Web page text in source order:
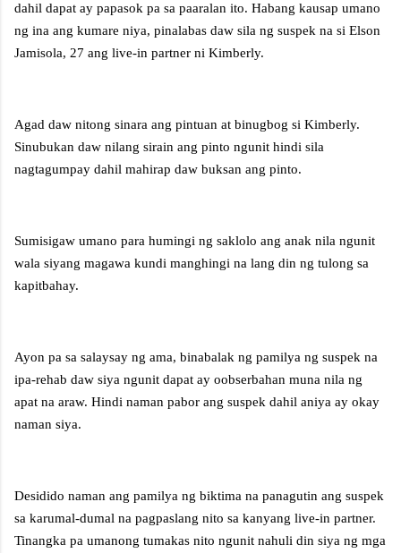
dahil dapat ay papasok pa sa paaralan ito. Habang kausap umano
ng ina ang kumare niya, pinalabas daw sila ng suspek na si Elson
Jamisola, 27 ang live-in partner ni Kimberly.
Agad daw nitong sinara ang pintuan at binugbog si Kimberly.
Sinubukan daw nilang sirain ang pinto ngunit hindi sila
nagtagumpay dahil mahirap daw buksan ang pinto.
Sumisigaw umano para humingi ng saklolo ang anak nila ngunit
wala siyang magawa kundi manghingi na lang din ng tulong sa
kapitbahay.
Ayon pa sa salaysay ng ama, binabalak ng pamilya ng suspek na
ipa-rehab daw siya ngunit dapat ay oobserbahan muna nila ng
apat na araw. Hindi naman pabor ang suspek dahil aniya ay okay
naman siya.
Desidido naman ang pamilya ng biktima na panagutin ang suspek
sa karumal-dumal na pagpaslang nito sa kanyang live-in partner.
Tinangka pa umanong tumakas nito ngunit nahuli din siya ng mga